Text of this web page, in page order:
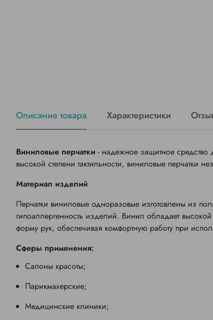
Описание товара Характеристики
Виниловые перчатки - надежное защитное средство
высокой степени тактильности, виниловые перчатки
Материал изделий
Перчатки виниловые одноразовые изготовлены из
гипоаллергенность изделий. Винил обладает
форму рук, обеспечивая комфортную работу при
Сферы применения:
Салоны красоты;
Парикмахерские;
Медицинские клиники;